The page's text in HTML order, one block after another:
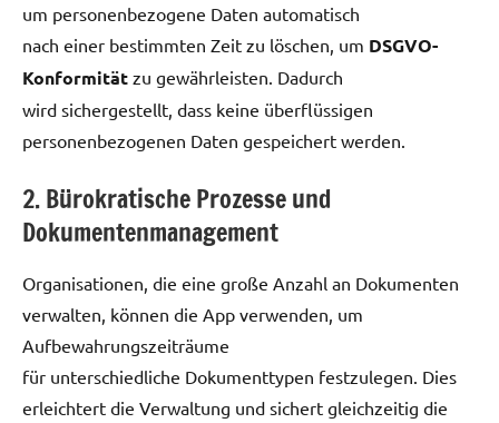
um personenbezogene Daten automatisch
nach einer bestimmten Zeit zu löschen, um DSGVO-
Konformität zu gewährleisten. Dadurch
wird sichergestellt, dass keine überflüssigen
personenbezogenen Daten gespeichert werden.
2. Bürokratische Prozesse und
Dokumentenmanagement
Organisationen, die eine große Anzahl an Dokumenten
verwalten, können die App verwenden, um
Aufbewahrungszeiträume
für unterschiedliche Dokumenttypen festzulegen. Dies
erleichtert die Verwaltung und sichert gleichzeitig die